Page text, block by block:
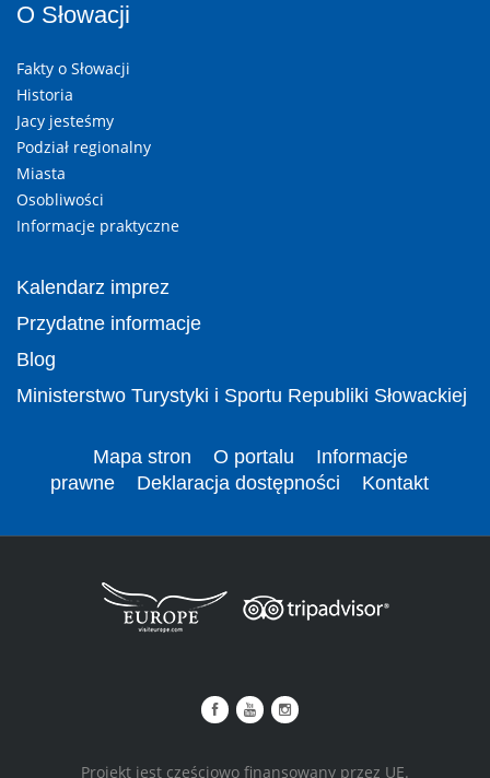
O Słowacji
Fakty o Słowacji
Historia
Jacy jesteśmy
Podział regionalny
Miasta
Osobliwości
Informacje praktyczne
Kalendarz imprez
Przydatne informacje
Blog
Ministerstwo Turystyki i Sportu Republiki Słowackiej
Mapa stron O portalu
Informacje
prawne
Deklaracja dostępności Kontakt
Projekt jest częściowo finansowany przez UE.